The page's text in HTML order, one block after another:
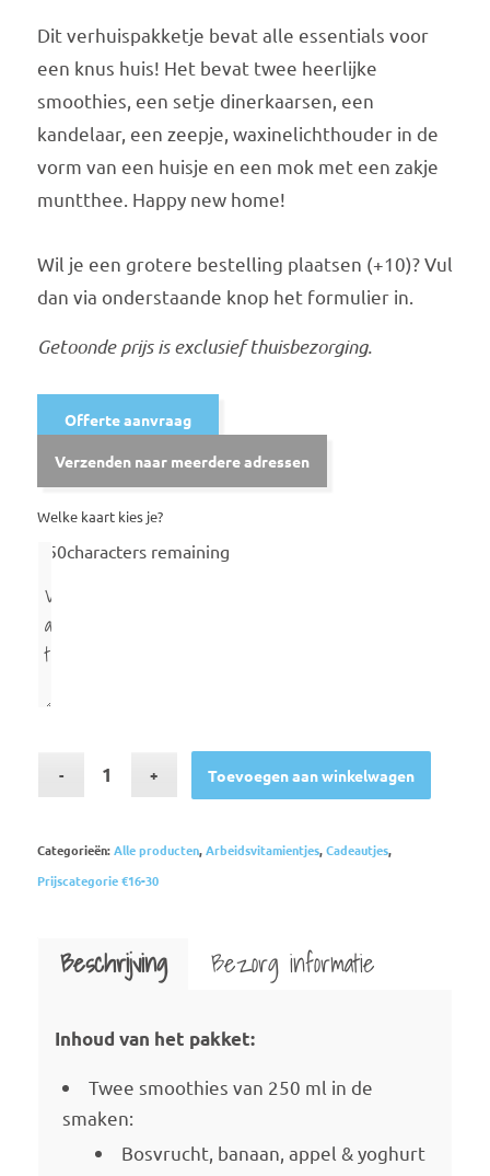
Dit verhuispakketje bevat alle essentials voor
een knus huis! Het bevat twee heerlijke
smoothies, een setje dinerkaarsen, een
kandelaar, een zeepje, waxinelichthouder in de
vorm van een huisje en een mok met een zakje
muntthee. Happy new home!
Wil je een grotere bestelling plaatsen (+10)? Vul
dan via onderstaande knop het formulier in.
Getoonde prijs is exclusief thuisbezorging.
Offerte aanvraag
Verzenden naar meerdere adressen
Welke kaart kies je?
250characters remaining
Toevoegen aan winkelwagen
Categorieën:Alle producten,Arbeidsvitamientjes,Cadeautjes,
Prijscategorie €16-30
Beschrijving Bezorg informatie
Inhoud van het pakket:
Twee smoothies van 250 ml in de
smaken:
Bosvrucht, banaan, appel & yoghurt